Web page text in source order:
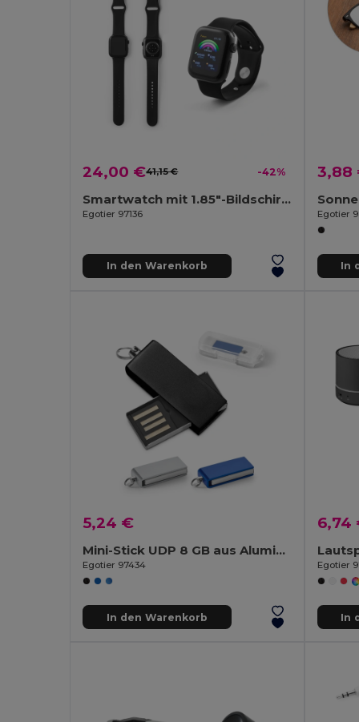
24,00 €41,15 € -42%
Smartwatch mit 1.85"-Bildschirm, IPX4, 3 Tage Akkulaufzeit und Silikonarmband
Egotier 97136
In den Warenkorb
3,88
Egotier
In
5,24 €
Mini-Stick UDP 8 GB aus Aluminium
Egotier 97434
In den Warenkorb
6,74
Egotier
In